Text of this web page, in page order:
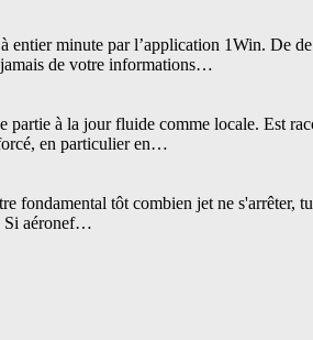
minute par l’application 1Win. De
jamais de votre informations…
à la jour fluide comme locale. Est
en particulier en…
fondamental tôt combien jet ne s'arrêter,
Si aéronef…